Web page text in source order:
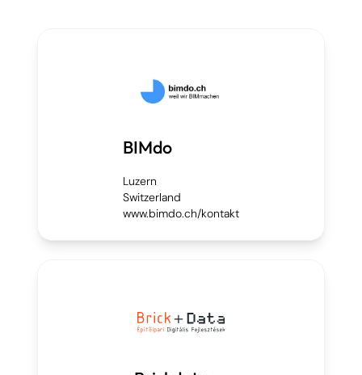
BIMdo
Luzern
Switzerland
www.bimdo.ch/kontakt